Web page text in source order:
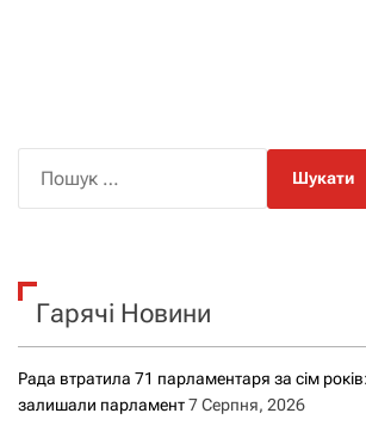
к
Гарячі Новини
Рада втратила 71 парламентаря за сім
залишали парламент7 Серпня, 2026